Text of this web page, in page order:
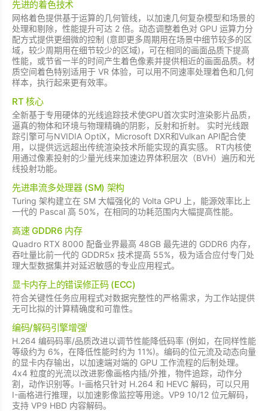
先进的着色技术
网格着色提供基于运算的几何管线，以加速几何复杂模型和场景的
处理和剔除，性能提升可达 2 倍。动态调整着色对 GPU 运算力分
配方式提供更细微的控制 (意即更多周期用在场景中细节较多的区
域，较少周期用在细节较少的区域)，可在相同的画面品质下提高
性能，或节省一半的时间产生着色像素并提供相近的画面品质。材
质空间着色特别适用于 VR 体验，可以用不同速率处理着色和几何
样本，执行起来更有效率。
RT 核心
全新基于专用硬体的光线追踪技术使GPU首次实时渲染影片品质，
逼真的物体和环境与物理精确的阴影，反射和折射。 实时光线跟
踪引擎可与NVIDIA OptiX，Microsoft DXR和Vulkan API配合使
用，以提供远远超出传统渲染技术所能实现的真实感。 RT内核使
用通过像素投射的少量光线来加速边界体积层次（BVH）遍历和光
线投射功能。
先进串流多处理器 (SM) 架构
Turing 架构建立在 SM 大幅强化的 Volta GPU 上，能源效率比上
一代的 Pascal 高 50%，在相同的功耗范围内大幅提高性能。
高速 GDDR6 内存
Quadro RTX 8000 配备业界最高 48GB 最先进的 GDDR6 内存，
吞吐量比前一代的 GDDR5x 技术提高 55%，极为适合应付专门处
理大型数据集并对延迟敏感的专业应用程式。
显卡内存上的错误修正码 (ECC)
符合关键性任务应用程式对数据完整性的严格需求，为工作站提供
无可比拟的计算精确度和可靠性。
编码/解码引擎增强i
H.264 编码码率/品质改进以调节性能降低码率 (例如，在同样性能
等级约为 6%，在降低性能时约为 11%)。编码的位元流及动态向量
的显卡内存输出，以加速端对端的 GPU 工作流程的后制处理。
4x4 粒度的光流以改进影像画格内插/外推，物件追踪，动作分
割，动作识别等。I-画格只针对 H.264 和 HEVC 解码，可以只用
I-画格进行推理，以加速影像监控等用途。VP9 10/12 位元解码，
支持 VP9 HBD 内容解码。